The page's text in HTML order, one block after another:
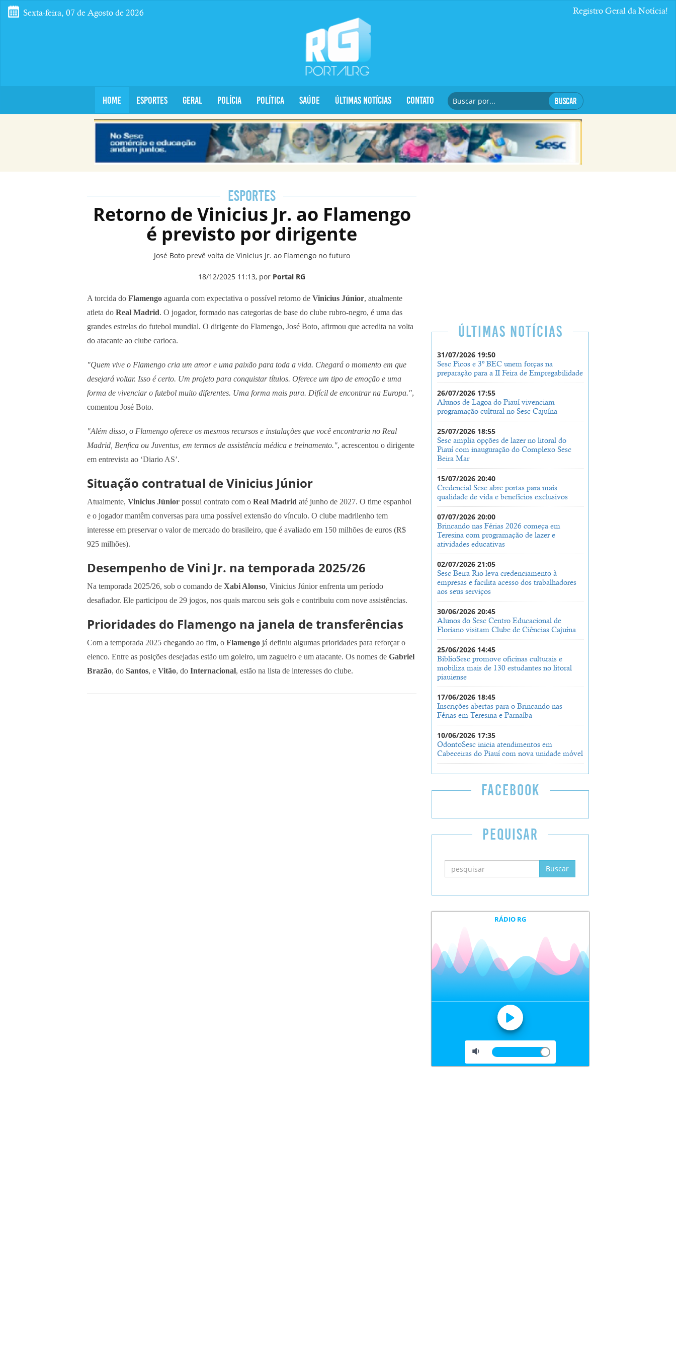
Sexta-feira, 07 de Agosto de 2026 Registro Geral da Notícia!
Home Esportes Geral Polícia Política Saúde Últimas notícias Contato BUSCAR
ESPORTES
Retorno de Vinicius Jr. ao Flamengo
é previsto por dirigente
José Boto prevê volta de Vinicius Jr. ao Flamengo no futuro
18/12/2025 11:13, por Portal RG
A torcida do Flamengo aguarda com expectativa o possível retorno de Vinicius Júnior, atualmente
atleta do Real Madrid. O jogador, formado nas categorias de base do clube rubro-negro, é uma das
grandes estrelas do futebol mundial. O dirigente do Flamengo, José Boto, afirmou que acredita na volta
do atacante ao clube carioca.
"Quem vive o Flamengo cria um amor e uma paixão para toda a vida. Chegará o momento em que
desejará voltar. Isso é certo. Um projeto para conquistar títulos. Oferece um tipo de emoção e uma
forma de vivenciar o futebol muito diferentes. Uma forma mais pura. Difícil de encontrar na Europa.",
comentou José Boto.
"Além disso, o Flamengo oferece os mesmos recursos e instalações que você encontraria no Real
Madrid, Benfica ou Juventus, em termos de assistência médica e treinamento.", acrescentou o dirigente
em entrevista ao ‘Diario AS’.
Situação contratual de Vinicius Júnior
Atualmente, Vinicius Júnior possui contrato com o Real Madrid até junho de 2027. O time espanhol
e o jogador mantêm conversas para uma possível extensão do vínculo. O clube madrilenho tem
interesse em preservar o valor de mercado do brasileiro, que é avaliado em 150 milhões de euros (R$
925 milhões).
Desempenho de Vini Jr. na temporada 2025/26
Na temporada 2025/26, sob o comando de Xabi Alonso, Vinicius Júnior enfrenta um período
desafiador. Ele participou de 29 jogos, nos quais marcou seis gols e contribuiu com nove assistências.
Prioridades do Flamengo na janela de transferências
Com a temporada 2025 chegando ao fim, o Flamengo já definiu algumas prioridades para reforçar o
elenco. Entre as posições desejadas estão um goleiro, um zagueiro e um atacante. Os nomes de Gabriel
Brazão, do Santos, e Vitão, do Internacional, estão na lista de interesses do clube.
ÚLTIMAS NOTÍCIAS
31/07/2026 19:50
Sesc Picos e 3º BEC unem forças na
preparação para a II Feira de Empregabilidade
26/07/2026 17:55
Alunos de Lagoa do Piauí vivenciam
programação cultural no Sesc Cajuína
25/07/2026 18:55
Sesc amplia opções de lazer no litoral do
Piauí com inauguração do Complexo Sesc
Beira Mar
15/07/2026 20:40
Credencial Sesc abre portas para mais
qualidade de vida e benefícios exclusivos
07/07/2026 20:00
Brincando nas Férias 2026 começa em
Teresina com programação de lazer e
atividades educativas
02/07/2026 21:05
Sesc Beira Rio leva credenciamento à
empresas e facilita acesso dos trabalhadores
aos seus serviços
30/06/2026 20:45
Alunos do Sesc Centro Educacional de
Floriano visitam Clube de Ciências Cajuína
25/06/2026 14:45
BiblioSesc promove oficinas culturais e
mobiliza mais de 130 estudantes no litoral
piauiense
17/06/2026 18:45
Inscrições abertas para o Brincando nas
Férias em Teresina e Parnaíba
10/06/2026 17:35
OdontoSesc inicia atendimentos em
Cabeceiras do Piauí com nova unidade móvel
FACEBOOK
PEQUISAR
RÁDIO RG